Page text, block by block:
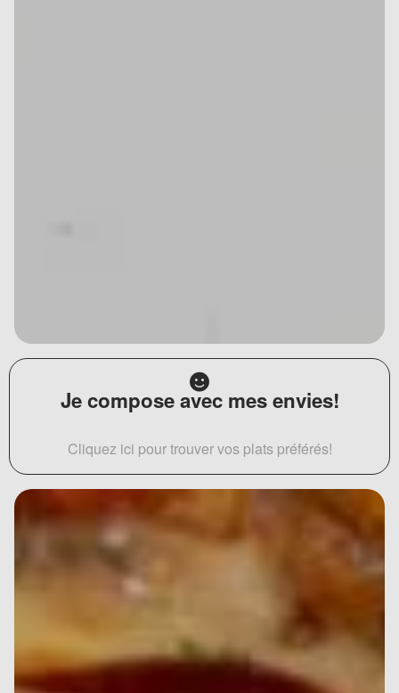
Je compose avec mes envies!
Cliquez ici pour trouver vos plats préférés!